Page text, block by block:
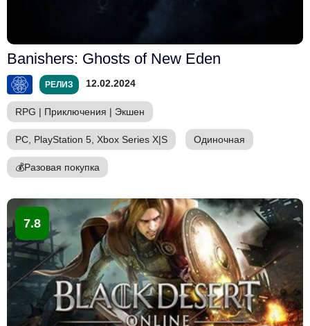
Banishers: Ghosts of New Eden
РЕЛИЗ 12.02.2024
RPG | Приключения | Экшен
PC, PlayStation 5, Xbox Series X|S Одиночная
💰Разовая покупка
7.8